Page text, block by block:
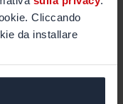
Cliccando
da installare